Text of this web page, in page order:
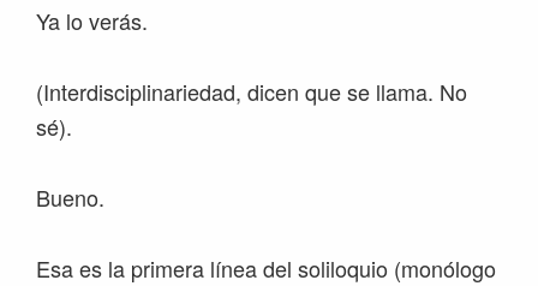
Ya lo verás.
(Interdisciplinariedad, dicen que se llama. No
sé).
Bueno.
Esa es la primera línea del soliloquio (monólogo